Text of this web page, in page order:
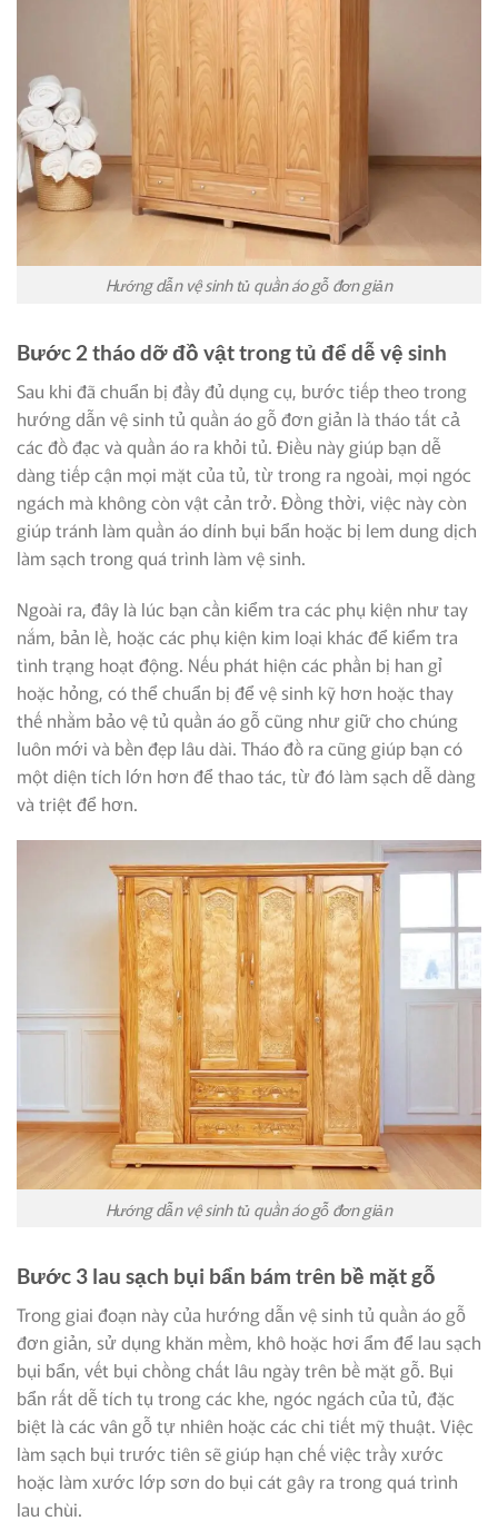
Hướng dẫn vệ sinh tủ quần áo gỗ đơn giản
Bước 2 tháo dỡ đồ vật trong tủ để dễ vệ sinh
Sau khi đã chuẩn bị đầy đủ dụng cụ, bước tiếp theo trong
hướng dẫn vệ sinh tủ quần áo gỗ đơn giản là tháo tất cả
các đồ đạc và quần áo ra khỏi tủ. Điều này giúp bạn dễ
dàng tiếp cận mọi mặt của tủ, từ trong ra ngoài, mọi ngóc
ngách mà không còn vật cản trở. Đồng thời, việc này còn
giúp tránh làm quần áo dính bụi bẩn hoặc bị lem dung dịch
làm sạch trong quá trình làm vệ sinh.
Ngoài ra, đây là lúc bạn cần kiểm tra các phụ kiện như tay
nắm, bản lề, hoặc các phụ kiện kim loại khác để kiểm tra
tình trạng hoạt động. Nếu phát hiện các phần bị han gỉ
hoặc hỏng, có thể chuẩn bị để vệ sinh kỹ hơn hoặc thay
thế nhằm bảo vệ tủ quần áo gỗ cũng như giữ cho chúng
luôn mới và bền đẹp lâu dài. Tháo đồ ra cũng giúp bạn có
một diện tích lớn hơn để thao tác, từ đó làm sạch dễ dàng
và triệt để hơn.
Hướng dẫn vệ sinh tủ quần áo gỗ đơn giản
Bước 3 lau sạch bụi bẩn bám trên bề mặt gỗ
Trong giai đoạn này của hướng dẫn vệ sinh tủ quần áo gỗ
đơn giản, sử dụng khăn mềm, khô hoặc hơi ẩm để lau sạch
bụi bẩn, vết bụi chồng chất lâu ngày trên bề mặt gỗ. Bụi
bẩn rất dễ tích tụ trong các khe, ngóc ngách của tủ, đặc
biệt là các vân gỗ tự nhiên hoặc các chi tiết mỹ thuật. Việc
làm sạch bụi trước tiên sẽ giúp hạn chế việc trầy xước
hoặc làm xước lớp sơn do bụi cát gây ra trong quá trình
lau chùi.